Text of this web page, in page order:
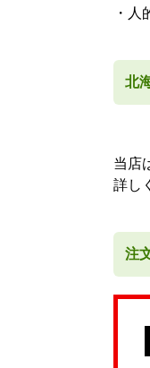
・人
北
当店
詳し
注